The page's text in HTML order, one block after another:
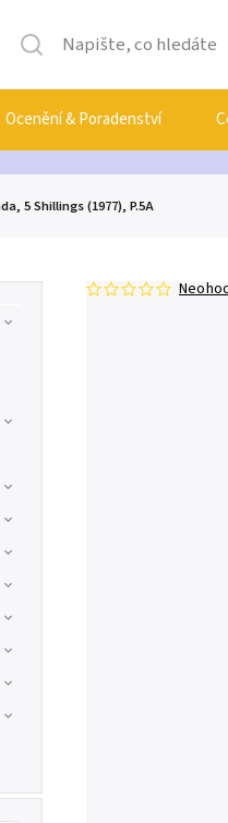
Ocenění & Poradenství
5 Shillings (1977), P.5A